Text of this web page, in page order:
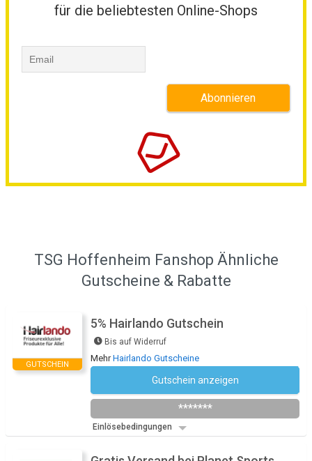
für die beliebtesten Online-Shops
TSG Hoffenheim Fanshop Ähnliche
Gutscheine & Rabatte
GUTSCHEIN
5% Hairlando Gutschein
Bis auf Widerruf
MehrHairlando Gutscheine
Gutschein anzeigen
*******
Einlösebedingungen